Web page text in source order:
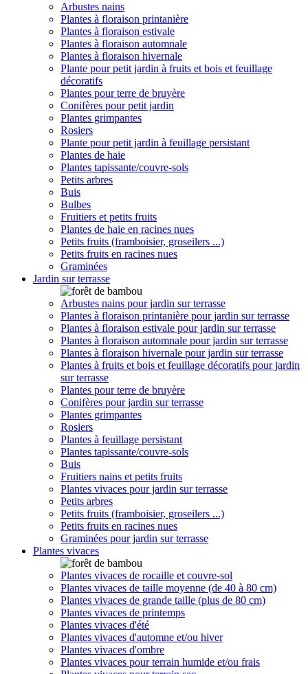
Arbustes nains
Plantes à floraison printanière
Plantes à floraison estivale
Plantes à floraison automnale
Plantes à floraison hivernale
Plante pour petit jardin à fruits et bois et feuillage
décoratifs
Plantes pour terre de bruyère
Conifères pour petit jardin
Plantes grimpantes
Rosiers
Plante pour petit jardin à feuillage persistant
Plantes de haie
Plantes tapissante/couvre-sols
Petits arbres
Buis
Bulbes
Fruitiers et petits fruits
Plantes de haie en racines nues
Petits fruits (framboisier, groseilers ...)
Petits fruits en racines nues
Graminées
Jardin sur terrasse
Arbustes nains pour jardin sur terrasse
Plantes à floraison printanière pour jardin sur terrasse
Plantes à floraison estivale pour jardin sur terrasse
Plantes à floraison automnale pour jardin sur terrasse
Plantes à floraison hivernale pour jardin sur terrasse
Plantes à fruits et bois et feuillage décoratifs pour jardin
sur terrasse
Plantes pour terre de bruyère
Conifères pour jardin sur terrasse
Plantes grimpantes
Rosiers
Plantes à feuillage persistant
Plantes tapissante/couvre-sols
Buis
Fruitiers nains et petits fruits
Plantes vivaces pour jardin sur terrasse
Petits arbres
Petits fruits (framboisier, groseilers ...)
Petits fruits en racines nues
Graminées pour jardin sur terrasse
Plantes vivaces
Plantes vivaces de rocaille et couvre-sol
Plantes vivaces de taille moyenne (de 40 à 80 cm)
Plantes vivaces de grande taille (plus de 80 cm)
Plantes vivaces de printemps
Plantes vivaces d'été
Plantes vivaces d'automne et/ou hiver
Plantes vivaces d'ombre
Plantes vivaces pour terrain humide et/ou frais